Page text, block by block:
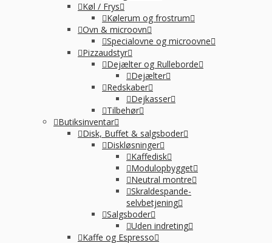
Køl / Frys
Kølerum og frostrum
Ovn & microovn
Specialovne og microovne
Pizzaudstyr
Dejælter og Rulleborde
Dejælter
Redskaber
Dejkasser
Tilbehør
Butiksinventar
Disk, Buffet & salgsboder
Diskløsninger
Kaffedisk
Modulopbygget
Neutral montre
Skraldespande-
selvbetjening
Salgsboder
Uden indreting
Kaffe og Espresso